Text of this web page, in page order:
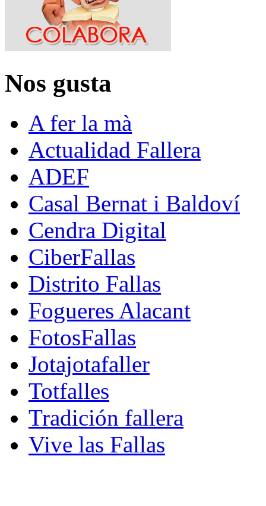
Nos gusta
A fer la mà
Actualidad Fallera
ADEF
Casal Bernat i Baldoví
Cendra Digital
CiberFallas
Distrito Fallas
Fogueres Alacant
FotosFallas
Jotajotafaller
Totfalles
Tradición fallera
Vive las Fallas